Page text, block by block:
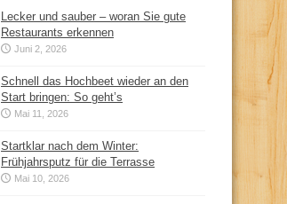
Lecker und sauber – woran Sie gute
Restaurants erkennen
Juni 2, 2026
Schnell das Hochbeet wieder an den
Start bringen: So geht’s
Mai 11, 2026
Startklar nach dem Winter:
Frühjahrsputz für die Terrasse
Mai 10, 2026